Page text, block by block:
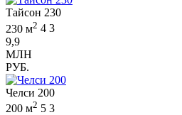
Тайсон 230
230 м2 4 3
9,9
МЛН
РУБ.
Челси 200
200 м2 5 3